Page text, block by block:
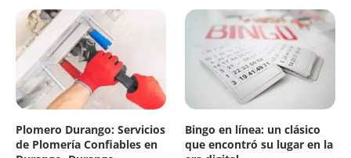
Plomero Durango: Servicios
de Plomería Confiables en
Bingo en línea: un clásico
que encontró su lugar en la